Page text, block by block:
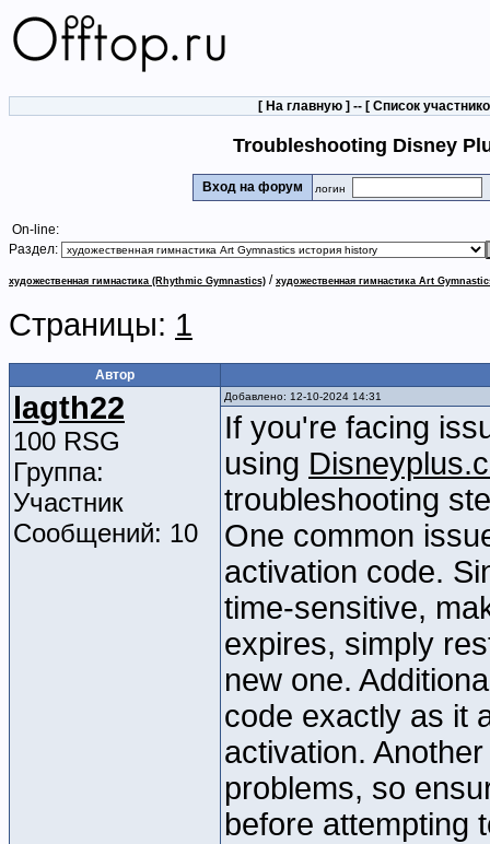
[ На главную ] -- [ Список
Troubleshooting Disney
Вход на форум логин
On-line:
Раздел:
художественная гимнастика (Rhythmic Gymnastics) / художественная гимнастика Art
Страницы: 1
Автор
lagth22
100 RSG
Группа:
Участник
Сообщений: 10
Добавлено: 12-10-2024 14:31
If you're facing
using
troubleshooting
One common
activation code.
time-sensitive,
expires, simply
new one.
code exactly as it
activation.
problems, so
before attempting